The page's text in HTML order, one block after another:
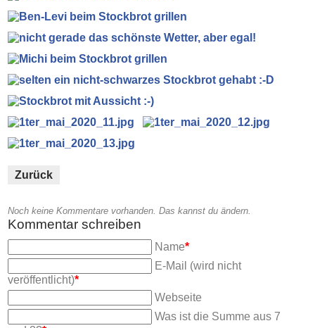
Zurück
Noch keine Kommentare vorhanden. Das kannst du ändern.
Kommentar schreiben
Pflichtfeld
Name*
Pflichtfeld
E-Mail (wird nicht
veröffentlicht)*
Webseite
Was ist die Summe aus 7